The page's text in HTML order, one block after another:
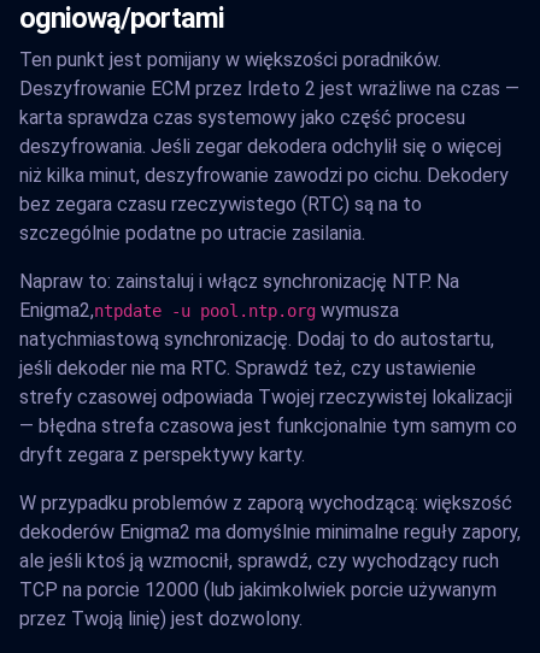
ogniową/portami
Ten punkt jest pomijany w większości poradników.
Deszyfrowanie ECM przez Irdeto 2 jest wrażliwe na czas —
karta sprawdza czas systemowy jako część procesu
deszyfrowania. Jeśli zegar dekodera odchylił się o więcej
niż kilka minut, deszyfrowanie zawodzi po cichu. Dekodery
bez zegara czasu rzeczywistego (RTC) są na to
szczególnie podatne po utracie zasilania.
Napraw to: zainstaluj i włącz synchronizację NTP. Na
Enigma2,ntpdate -u pool.ntp.org wymusza
natychmiastową synchronizację. Dodaj to do autostartu,
jeśli dekoder nie ma RTC. Sprawdź też, czy ustawienie
strefy czasowej odpowiada Twojej rzeczywistej lokalizacji
— błędna strefa czasowa jest funkcjonalnie tym samym co
dryft zegara z perspektywy karty.
W przypadku problemów z zaporą wychodzącą: większość
dekoderów Enigma2 ma domyślnie minimalne reguły zapory,
ale jeśli ktoś ją wzmocnił, sprawdź, czy wychodzący ruch
TCP na porcie 12000 (lub jakimkolwiek porcie używanym
przez Twoją linię) jest dozwolony.